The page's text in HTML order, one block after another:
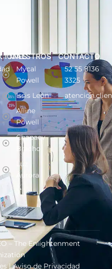
MAESTROS
Mycal
Powell
Issis León
Alline
Powell
Chapaev
Bracho
Luz
Aurora
CONTACTO
52 55 8136
3325
– The Enlightenment
|Aviso de Privacidad